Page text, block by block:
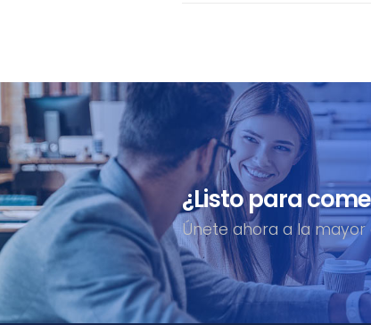
¿Listo para
Únete ahora a la